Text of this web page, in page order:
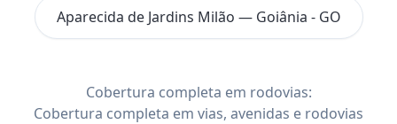
Aparecida de Jardins Milão — Goiânia - GO
Cobertura completa em rodovias:
Cobertura completa em vias, avenidas e rodovias